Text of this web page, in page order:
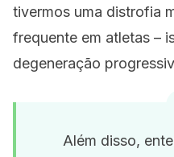
tivermos uma distrofia
frequente em atletas –
degeneração
Além disso,